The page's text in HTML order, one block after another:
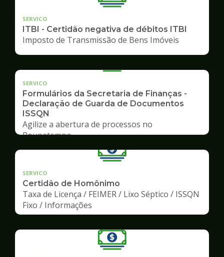
SERVICO
ITBI - Certidão negativa de débitos ITBI
Imposto de Transmissão de Bens Imóveis
SERVICO
Formulários da Secretaria de Finanças -
Declaração de Guarda de Documentos
ISSQN
Agilize a abertura de processos no
Poupatempo
SERVICO
Certidão de Homônimo
Taxa de Licença / FEIMER / Lixo Séptico / ISSQN
Fixo / Informações